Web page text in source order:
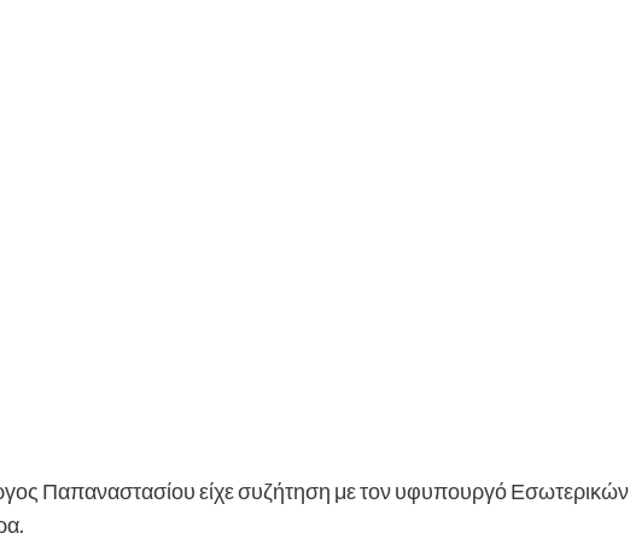
Παπαναστασίου είχε συζήτηση με τον υφυπουργό Εσωτερικών